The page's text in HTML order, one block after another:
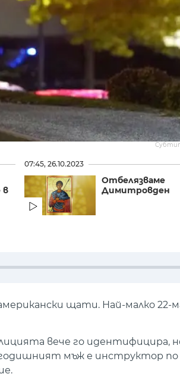
в
07:45, 26.10.2023
Отбелязваме
Димитровден
щати. Най-малко 22-
вече го идентифицира,
мъж е инструктор по